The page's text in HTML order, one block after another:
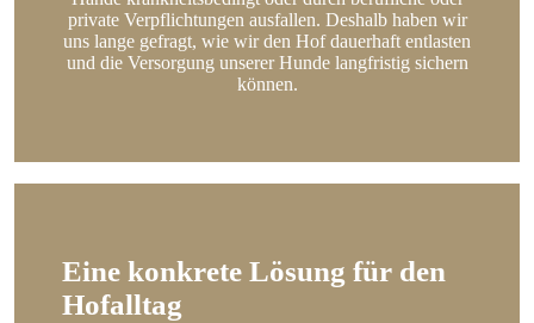
private Verpflichtungen ausfallen. Deshalb haben wir
uns lange gefragt, wie wir den Hof dauerhaft entlasten
und die Versorgung unserer Hunde langfristig sichern
können.
Eine konkrete Lösung für den
Hofalltag